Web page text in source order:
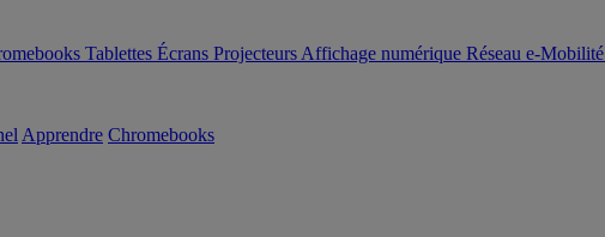
Tablettes Écrans Projecteurs Affichage numérique Réseau e-Mobilité
Apprendre Chromebooks